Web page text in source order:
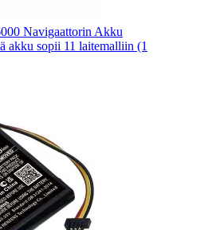
Navigaattorin Akku
akku sopii 11 laitemalliin (1